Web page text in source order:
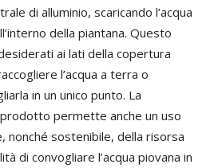
di alluminio, scaricando l’acqua
della piantana. Questo
ai lati della copertura
l’acqua a terra o
in un unico punto. La
permette anche un uso
nonché sostenibile, della risorsa
di convogliare l’acqua piovana in